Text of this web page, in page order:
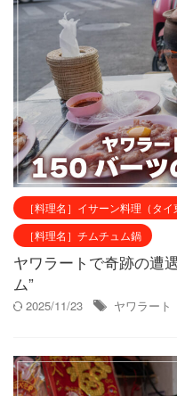
［料理名］イサーン料理（タイ
［料理名］チムチュム鍋
ヤワラートで奇跡の遭
ム”
2025/11/23 ヤワラート